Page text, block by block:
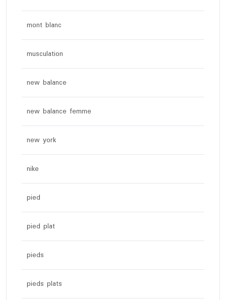
mont blanc
musculation
new balance
new balance femme
new york
nike
pied
pied plat
pieds
pieds plats